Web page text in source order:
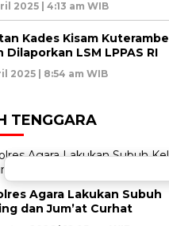
2025 | 4:13 am WIB
Kades Kisam Kuterambe
Dilaporkan LSM LPPAS RI
2025 | 8:54 am WIB
TENGGARA
Agara Lakukan Subuh
dan Jum’at Curhat